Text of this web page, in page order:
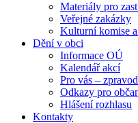
Materiály pro
Veřejné zakázky
Kulturní komise
Dění v obci
Informace OÚ
Kalendář akcí
Pro vás –
Odkazy pro
Hlášení rozhlasu
Kontakty